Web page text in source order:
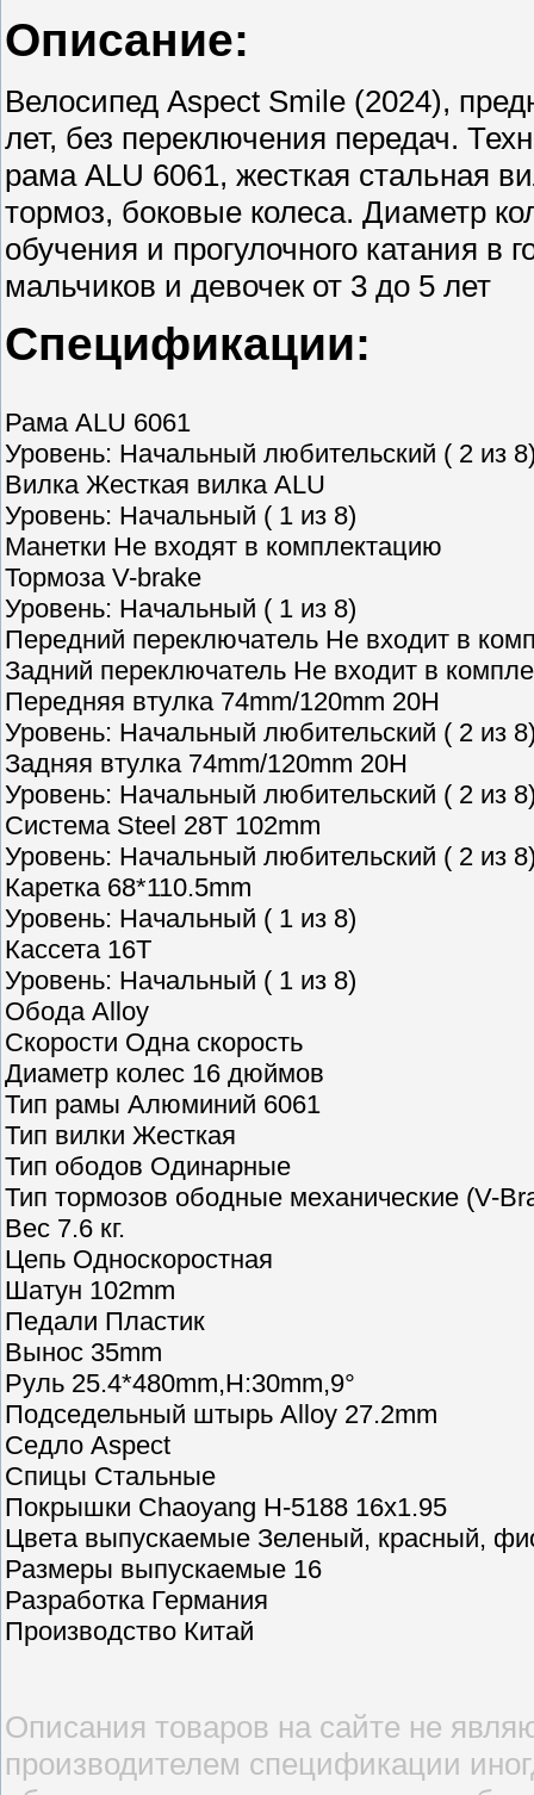
Описание:
Велосипед Aspect Smile (2024),
лет, без переключения передач.
рама ALU 6061, жесткая стальная
тормоз, боковые колеса. Диаметр
обучения и прогулочного катания в
мальчиков и девочек от 3 до 5 лет
Спецификации:
Рама ALU 6061
Уровень: Начальный любительский ( 2 из
Вилка Жесткая вилка ALU
Уровень: Начальный ( 1 из 8)
Манетки Не входят в комплектацию
Тормоза V-brake
Уровень: Начальный ( 1 из 8)
Передний переключатель Не входит в
Задний переключатель Не входит в
Передняя втулка 74mm/120mm 20H
Уровень: Начальный любительский ( 2 из
Задняя втулка 74mm/120mm 20H
Уровень: Начальный любительский ( 2 из
Система Steel 28T 102mm
Уровень: Начальный любительский ( 2 из
Каретка 68*110.5mm
Уровень: Начальный ( 1 из 8)
Кассета 16T
Уровень: Начальный ( 1 из 8)
Обода Alloy
Скорости Одна скорость
Диаметр колес 16 дюймов
Тип рамы Алюминий 6061
Тип вилки Жесткая
Тип ободов Одинарные
Тип тормозов ободные механические (V-
Вес 7.6 кг.
Цепь Односкоростная
Шатун 102mm
Педали Пластик
Вынос 35mm
Руль 25.4*480mm,H:30mm,9°
Подседельный штырь Alloy 27.2mm
Седло Aspect
Спицы Стальные
Покрышки Chaoyang H-5188 16x1.95
Цвета выпускаемые Зеленый, красный,
Размеры выпускаемые 16
Разработка Германия
Производство Китай
Описания товаров на сайте не
производителем спецификации